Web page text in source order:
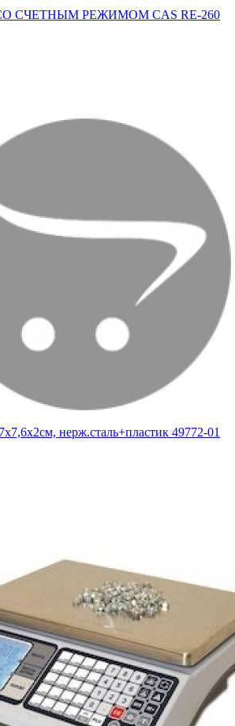
СЧЕТНЫМ РЕЖИМОМ CAS RE-260
нерж.сталь+пластик 49772-01